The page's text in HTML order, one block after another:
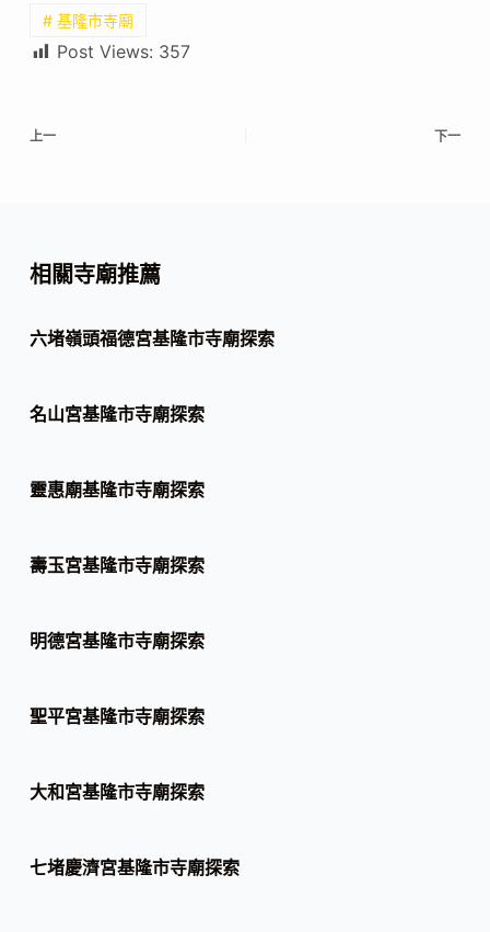
# 基隆市寺廟
Post Views: 357
上一 下一
相關寺廟推薦
六堵嶺頭福德宮基隆市寺廟探索
名山宮基隆市寺廟探索
靈惠廟基隆市寺廟探索
壽玉宮基隆市寺廟探索
明德宮基隆市寺廟探索
聖平宮基隆市寺廟探索
大和宮基隆市寺廟探索
七堵慶濟宮基隆市寺廟探索